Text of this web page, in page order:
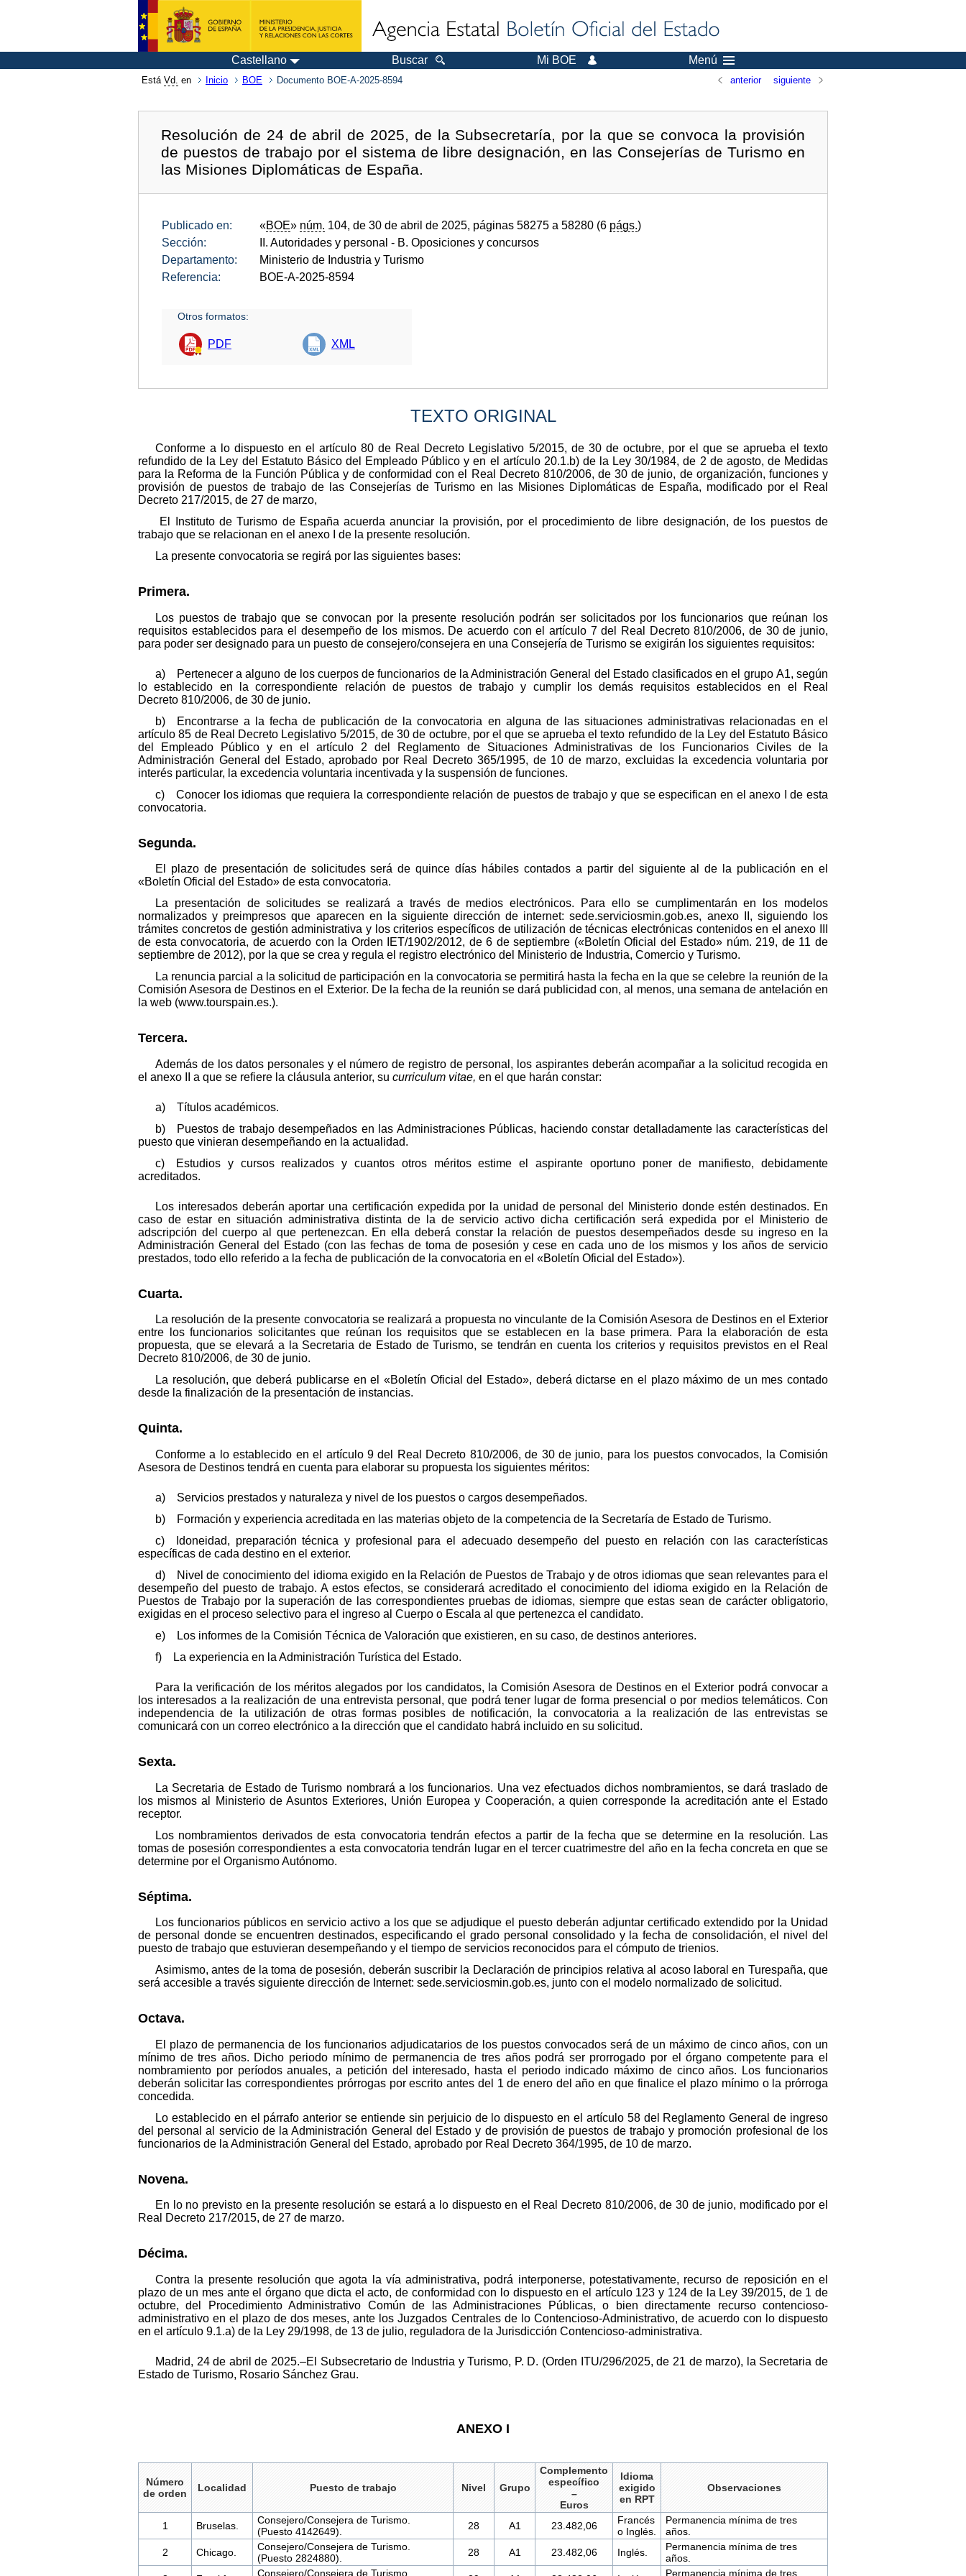
Castellano Buscar Mi BOE Menú
Está Vd. en Inicio BOE Documento BOE-A-2025-8594 anterior siguiente
Resolución de 24 de abril de 2025, de la Subsecretaría, por la que se convoca la provisión
de puestos de trabajo por el sistema de libre designación, en las Consejerías de Turismo en
las Misiones Diplomáticas de España.
Publicado en: «BOE» núm. 104, de 30 de abril de 2025, páginas 58275 a 58280 (6 págs.)
Sección:
II. Autoridades y personal - B. Oposiciones y concursos
Departamento:
Ministerio de Industria y Turismo
Referencia:
BOE-A-2025-8594
Otros formatos:
PDF XML
TEXTO ORIGINAL
Conforme a lo dispuesto en el artículo 80 de Real Decreto Legislativo 5/2015, de 30 de octubre, por el que se aprueba el texto
refundido de la Ley del Estatuto Básico del Empleado Público y en el artículo 20.1.b) de la Ley 30/1984, de 2 de agosto, de Medidas
para la Reforma de la Función Pública y de conformidad con el Real Decreto 810/2006, de 30 de junio, de organización, funciones y
provisión de puestos de trabajo de las Consejerías de Turismo en las Misiones Diplomáticas de España, modificado por el Real
Decreto 217/2015, de 27 de marzo,
El Instituto de Turismo de España acuerda anunciar la provisión, por el procedimiento de libre designación, de los puestos de
trabajo que se relacionan en el anexo I de la presente resolución.
La presente convocatoria se regirá por las siguientes bases:
Primera.
Los puestos de trabajo que se convocan por la presente resolución podrán ser solicitados por los funcionarios que reúnan los
requisitos establecidos para el desempeño de los mismos. De acuerdo con el artículo 7 del Real Decreto 810/2006, de 30 de junio,
para poder ser designado para un puesto de consejero/consejera en una Consejería de Turismo se exigirán los siguientes requisitos:
a) Pertenecer a alguno de los cuerpos de funcionarios de la Administración General del Estado clasificados en el grupo A1, según
lo establecido en la correspondiente relación de puestos de trabajo y cumplir los demás requisitos establecidos en el Real
Decreto 810/2006, de 30 de junio.
b) Encontrarse a la fecha de publicación de la convocatoria en alguna de las situaciones administrativas relacionadas en el
artículo 85 de Real Decreto Legislativo 5/2015, de 30 de octubre, por el que se aprueba el texto refundido de la Ley del Estatuto Básico
del Empleado Público y en el artículo 2 del Reglamento de Situaciones Administrativas de los Funcionarios Civiles de la
Administración General del Estado, aprobado por Real Decreto 365/1995, de 10 de marzo, excluidas la excedencia voluntaria por
interés particular, la excedencia voluntaria incentivada y la suspensión de funciones.
c) Conocer los idiomas que requiera la correspondiente relación de puestos de trabajo y que se especifican en el anexo I de esta
convocatoria.
Segunda.
El plazo de presentación de solicitudes será de quince días hábiles contados a partir del siguiente al de la publicación en el
«Boletín Oficial del Estado» de esta convocatoria.
La presentación de solicitudes se realizará a través de medios electrónicos. Para ello se cumplimentarán en los modelos
normalizados y preimpresos que aparecen en la siguiente dirección de internet: sede.serviciosmin.gob.es, anexo II, siguiendo los
trámites concretos de gestión administrativa y los criterios específicos de utilización de técnicas electrónicas contenidos en el anexo III
de esta convocatoria, de acuerdo con la Orden IET/1902/2012, de 6 de septiembre («Boletín Oficial del Estado» núm. 219, de 11 de
septiembre de 2012), por la que se crea y regula el registro electrónico del Ministerio de Industria, Comercio y Turismo.
La renuncia parcial a la solicitud de participación en la convocatoria se permitirá hasta la fecha en la que se celebre la reunión de la
Comisión Asesora de Destinos en el Exterior. De la fecha de la reunión se dará publicidad con, al menos, una semana de antelación en
la web (www.tourspain.es.).
Tercera.
Además de los datos personales y el número de registro de personal, los aspirantes deberán acompañar a la solicitud recogida en
el anexo II a que se refiere la cláusula anterior, su curriculum vitae, en el que harán constar:
a) Títulos académicos.
b) Puestos de trabajo desempeñados en las Administraciones Públicas, haciendo constar detalladamente las características del
puesto que vinieran desempeñando en la actualidad.
c) Estudios y cursos realizados y cuantos otros méritos estime el aspirante oportuno poner de manifiesto, debidamente
acreditados.
Los interesados deberán aportar una certificación expedida por la unidad de personal del Ministerio donde estén destinados. En
caso de estar en situación administrativa distinta de la de servicio activo dicha certificación será expedida por el Ministerio de
adscripción del cuerpo al que pertenezcan. En ella deberá constar la relación de puestos desempeñados desde su ingreso en la
Administración General del Estado (con las fechas de toma de posesión y cese en cada uno de los mismos y los años de servicio
prestados, todo ello referido a la fecha de publicación de la convocatoria en el «Boletín Oficial del Estado»).
Cuarta.
La resolución de la presente convocatoria se realizará a propuesta no vinculante de la Comisión Asesora de Destinos en el Exterior
entre los funcionarios solicitantes que reúnan los requisitos que se establecen en la base primera. Para la elaboración de esta
propuesta, que se elevará a la Secretaria de Estado de Turismo, se tendrán en cuenta los criterios y requisitos previstos en el Real
Decreto 810/2006, de 30 de junio.
La resolución, que deberá publicarse en el «Boletín Oficial del Estado», deberá dictarse en el plazo máximo de un mes contado
desde la finalización de la presentación de instancias.
Quinta.
Conforme a lo establecido en el artículo 9 del Real Decreto 810/2006, de 30 de junio, para los puestos convocados, la Comisión
Asesora de Destinos tendrá en cuenta para elaborar su propuesta los siguientes méritos:
a) Servicios prestados y naturaleza y nivel de los puestos o cargos desempeñados.
b) Formación y experiencia acreditada en las materias objeto de la competencia de la Secretaría de Estado de Turismo.
c) Idoneidad, preparación técnica y profesional para el adecuado desempeño del puesto en relación con las características
específicas de cada destino en el exterior.
d) Nivel de conocimiento del idioma exigido en la Relación de Puestos de Trabajo y de otros idiomas que sean relevantes para el
desempeño del puesto de trabajo. A estos efectos, se considerará acreditado el conocimiento del idioma exigido en la Relación de
Puestos de Trabajo por la superación de las correspondientes pruebas de idiomas, siempre que estas sean de carácter obligatorio,
exigidas en el proceso selectivo para el ingreso al Cuerpo o Escala al que pertenezca el candidato.
e) Los informes de la Comisión Técnica de Valoración que existieren, en su caso, de destinos anteriores.
f) La experiencia en la Administración Turística del Estado.
Para la verificación de los méritos alegados por los candidatos, la Comisión Asesora de Destinos en el Exterior podrá convocar a
los interesados a la realización de una entrevista personal, que podrá tener lugar de forma presencial o por medios telemáticos. Con
independencia de la utilización de otras formas posibles de notificación, la convocatoria a la realización de las entrevistas se
comunicará con un correo electrónico a la dirección que el candidato habrá incluido en su solicitud.
Sexta.
La Secretaria de Estado de Turismo nombrará a los funcionarios. Una vez efectuados dichos nombramientos, se dará traslado de
los mismos al Ministerio de Asuntos Exteriores, Unión Europea y Cooperación, a quien corresponde la acreditación ante el Estado
receptor.
Los nombramientos derivados de esta convocatoria tendrán efectos a partir de la fecha que se determine en la resolución. Las
tomas de posesión correspondientes a esta convocatoria tendrán lugar en el tercer cuatrimestre del año en la fecha concreta en que se
determine por el Organismo Autónomo.
Séptima.
Los funcionarios públicos en servicio activo a los que se adjudique el puesto deberán adjuntar certificado extendido por la Unidad
de personal donde se encuentren destinados, especificando el grado personal consolidado y la fecha de consolidación, el nivel del
puesto de trabajo que estuvieran desempeñando y el tiempo de servicios reconocidos para el cómputo de trienios.
Asimismo, antes de la toma de posesión, deberán suscribir la Declaración de principios relativa al acoso laboral en Turespaña, que
será accesible a través siguiente dirección de Internet: sede.serviciosmin.gob.es, junto con el modelo normalizado de solicitud.
Octava.
El plazo de permanencia de los funcionarios adjudicatarios de los puestos convocados será de un máximo de cinco años, con un
mínimo de tres años. Dicho periodo mínimo de permanencia de tres años podrá ser prorrogado por el órgano competente para el
nombramiento por períodos anuales, a petición del interesado, hasta el periodo indicado máximo de cinco años. Los funcionarios
deberán solicitar las correspondientes prórrogas por escrito antes del 1 de enero del año en que finalice el plazo mínimo o la prórroga
concedida.
Lo establecido en el párrafo anterior se entiende sin perjuicio de lo dispuesto en el artículo 58 del Reglamento General de ingreso
del personal al servicio de la Administración General del Estado y de provisión de puestos de trabajo y promoción profesional de los
funcionarios de la Administración General del Estado, aprobado por Real Decreto 364/1995, de 10 de marzo.
Novena.
En lo no previsto en la presente resolución se estará a lo dispuesto en el Real Decreto 810/2006, de 30 de junio, modificado por el
Real Decreto 217/2015, de 27 de marzo.
Décima.
Contra la presente resolución que agota la vía administrativa, podrá interponerse, potestativamente, recurso de reposición en el
plazo de un mes ante el órgano que dicta el acto, de conformidad con lo dispuesto en el artículo 123 y 124 de la Ley 39/2015, de 1 de
octubre, del Procedimiento Administrativo Común de las Administraciones Públicas, o bien directamente recurso contencioso-
administrativo en el plazo de dos meses, ante los Juzgados Centrales de lo Contencioso-Administrativo, de acuerdo con lo dispuesto
en el artículo 9.1.a) de la Ley 29/1998, de 13 de julio, reguladora de la Jurisdicción Contencioso-administrativa.
Madrid, 24 de abril de 2025.–El Subsecretario de Industria y Turismo, P. D. (Orden ITU/296/2025, de 21 de marzo), la Secretaria de
Estado de Turismo, Rosario Sánchez Grau.
ANEXO I
Número
de orden
Localidad Puesto de trabajo Nivel Grupo
Complemento
específico
–
Euros
Idioma
exigido
en RPT
Observaciones
1 Bruselas.
Consejero/Consejera de Turismo.
(Puesto 4142649).
28 A1 23.482,06
Francés
o Inglés.
Permanencia mínima de tres
años.
2
Chicago.
Consejero/Consejera de Turismo.
(Puesto 2824880).
28 A1 23.482,06 Inglés.
Permanencia mínima de tres
años.
Consejero/Consejera de Turismo. Permanencia mínima de tres